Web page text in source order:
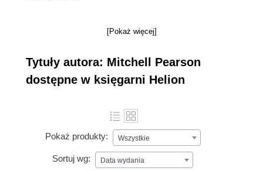
[Pokaż więcej]
Tytuły autora: Mitchell Pearson
dostępne w księgarni Helion
Pokaż produkty: Wszystkie
Sortuj wg: Data wydania